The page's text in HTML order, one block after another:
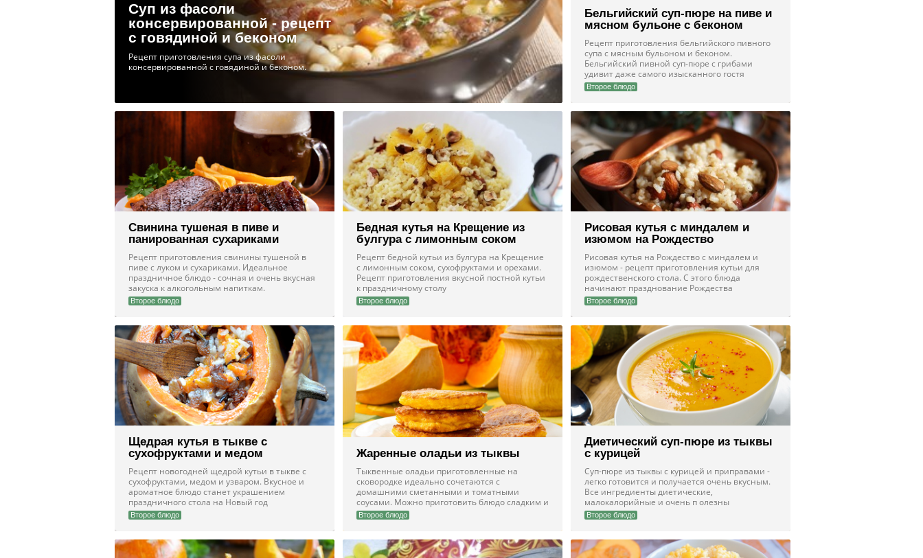
Суп из фасоли
консервированной - рецепт
с говядиной и беконом
Рецепт приготовления супа из фасоли
консервированной с говядиной и беконом.
Бельгийский суп-пюре на пиве и
мясном бульоне с беконом
Рецепт приготовления бельгийского пивного
супа с мясным бульоном и беконом.
Бельгийский пивной суп-пюре с грибами
удивит даже самого изысканного гостя
Второе блюдо
Свинина тушеная в пиве и
панированная сухариками
Рецепт приготовления свинины тушеной в
пиве с луком и сухариками. Идеальное
праздничное блюдо - сочная и очень вкусная
закуска к алкогольным напиткам.
Второе блюдо
Бедная кутья на Крещение из
булгура с лимонным соком
Рецепт бедной кутьи из булгура на Крещение
с лимонным соком, сухофруктами и орехами.
Рецепт приготовления вкусной постной кутьи
к праздничному столу
Второе блюдо
Рисовая кутья с миндалем и
изюмом на Рождество
Рисовая кутья на Рождество с миндалем и
изюмом - рецепт приготовления кутьи для
рождественского стола. С этого блюда
начинают празднование Рождества
Второе блюдо
Щедрая кутья в тыкве с
сухофруктами и медом
Рецепт новогодней щедрой кутьи в тыкве с
сухофруктами, медом и узваром. Вкусное и
ароматное блюдо станет украшением
праздничного стола на Новый год
Второе блюдо
Жаренные оладьи из тыквы
Тыквенные оладьи приготовленные на
сковородке идеально сочетаются с
домашними сметанными и томатными
соусами. Можно приготовить блюдо сладким и
подать к чаю
Второе блюдо
Диетический суп-пюре из тыквы
с курицей
Суп-пюре из тыквы с курицей и приправами -
легко готовится и получается очень вкусным.
Все ингредиенты диетические,
малокалорийные и очень п олезны
Второе блюдо